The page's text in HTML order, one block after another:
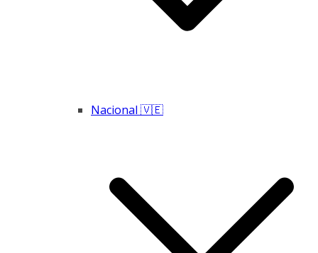
Nacional 🇻🇪